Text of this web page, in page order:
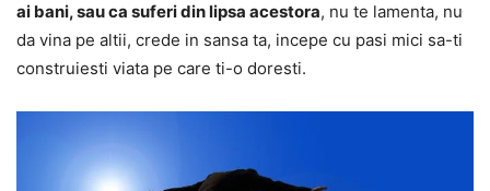
ai bani, sau ca suferi din lipsa acestora, nu te lamenta, nu
da vina pe altii, crede in sansa ta, incepe cu pasi mici sa-ti
construiesti viata pe care ti-o doresti.